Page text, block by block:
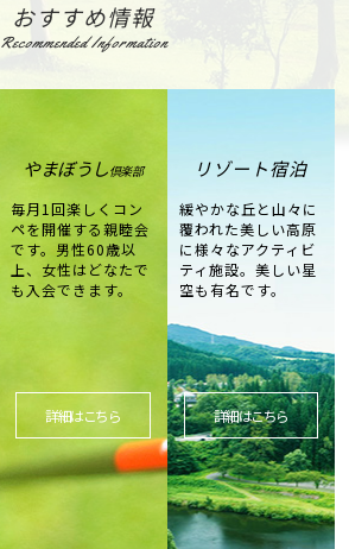
おすすめ情報
Recommended Information
やまぼうし倶楽部
毎月1回楽しくコン
ペを開催する親睦会
です。男性60歳以
上、女性はどなたで
も入会できます。
詳細はこちら
リゾート宿泊
緩やかな丘と山々に
覆われた美しい高原
に様々なアクティビ
ティ施設。美しい星
空も有名です。
詳細はこちら